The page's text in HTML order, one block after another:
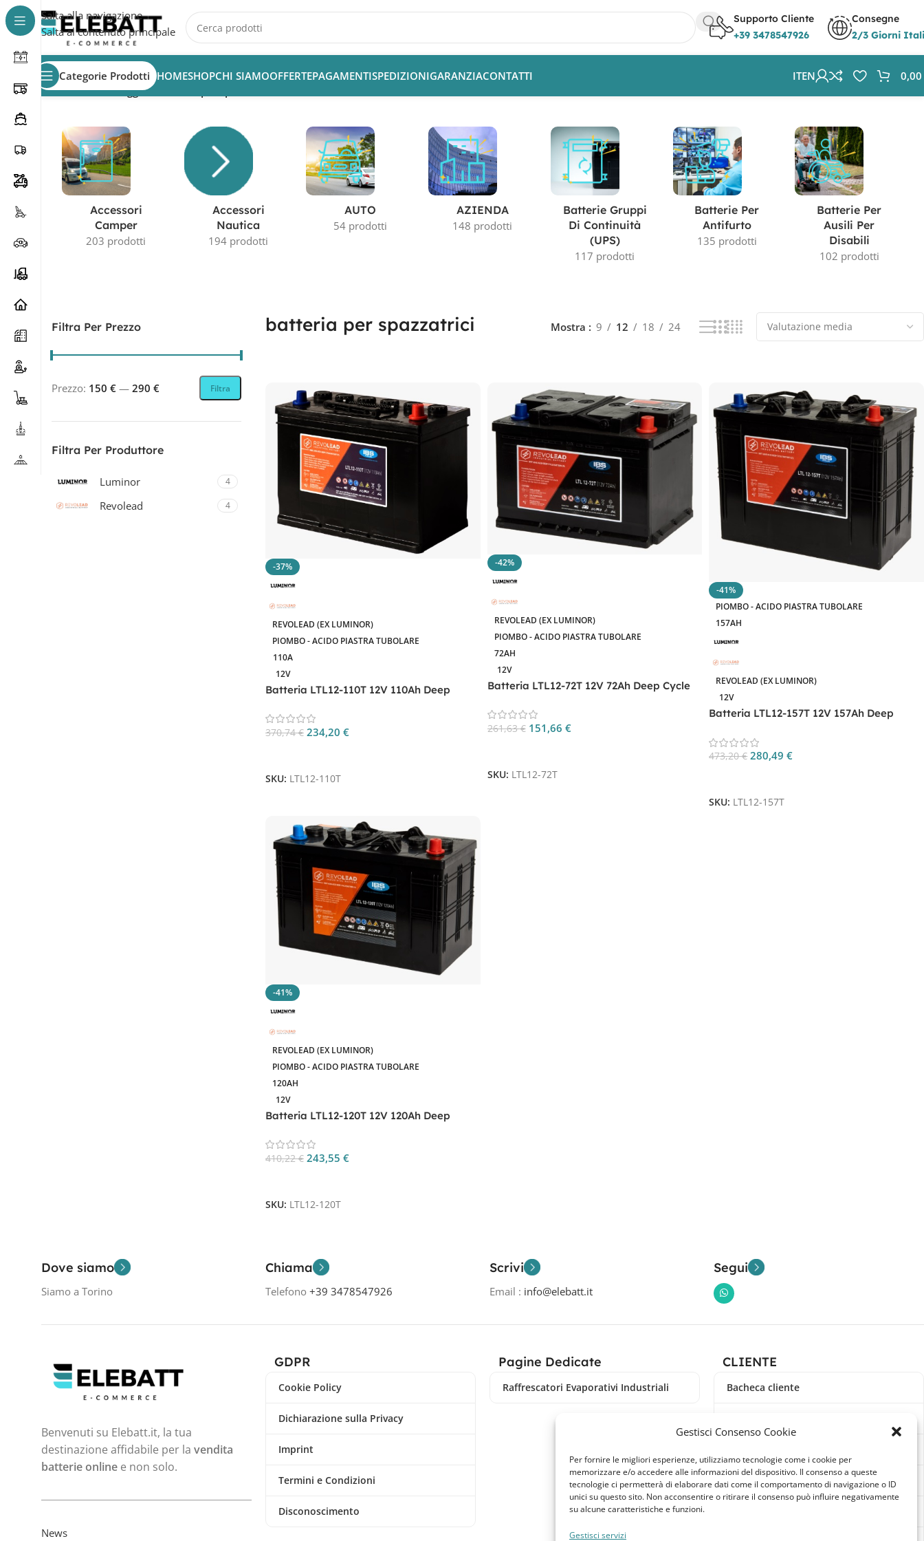
Gestisci Consenso Cookie
Per fornire le migliori esperienze, utilizziamo tecnologie come i cookie per
memorizzare e/o accedere alle informazioni del dispositivo. Il consenso a queste
tecnologie ci permetterà di elaborare dati come il comportamento di navigazione o ID
unici su questo sito. Non acconsentire o ritirare il consenso può influire negativamente
su alcune caratteristiche e funzioni.
Gestisci servizi
Salta alla navigazione
Salta al contenuto principale
Supporto Cliente
+39 3478547926
Consegne
2/3 Giorni
Categorie Prodotti HOMESHOPCHI SIAMOOFFERTEPAGAMENTISPEDIZIONIGARANZIACONTATTI ITEN
0,00
Home/Prodotti taggati “batteria per spazzatrici”
Accessori
Camper
203 prodotti
Accessori
Nautica
194 prodotti
AUTO
54 prodotti
AZIENDA
148 prodotti
Batterie Gruppi
Di Continuità
(UPS)
117 prodotti
Batterie Per
Antifurto
135 prodotti
Batterie Per
Ausili Per
Disabili
102 prodotti
Filtra Per Prezzo
Filtra
Prezzo: 150 € — 290 €
Filtra Per Produttore
Luminor 4
Revolead 4
batteria per spazzatrici Mostra 9 12 18 24
-37%
REVOLEAD (EX LUMINOR)
PIOMBO - ACIDO PIASTRA TUBOLARE
110A
12V
Batteria LTL12-110T 12V 110Ah Deep
370,74€ 234,20 €
SKU: LTL12-110T
-42%
REVOLEAD (EX LUMINOR)
PIOMBO - ACIDO PIASTRA TUBOLARE
72AH
12V
Batteria LTL12-72T 12V 72Ah Deep Cycle
261,63€ 151,66 €
SKU: LTL12-72T
-41%
PIOMBO - ACIDO PIASTRA TUBOLARE
157AH
REVOLEAD (EX LUMINOR)
12V
Batteria LTL12-157T 12V 157Ah Deep
473,20€ 280,49€
SKU: LTL12-157T
-41%
REVOLEAD (EX LUMINOR)
PIOMBO - ACIDO PIASTRA TUBOLARE
120AH
12V
Batteria LTL12-120T 12V 120Ah Deep
410,22€ 243,55 €
SKU: LTL12-120T
Dove siamo
Siamo a Torino
Chiama
Telefono +39 3478547926
Scrivi
Email : info@elebatt.it
Segui
Benvenuti su Elebatt.it, la tua
destinazione affidabile per la vendita
batterie online e non solo.
News
GDPR
Cookie Policy
Dichiarazione sulla Privacy
Imprint
Termini e Condizioni
Disconoscimento
Pagine Dedicate
Raffrescatori Evaporativi Industriali
CLIENTE
Bacheca cliente
Indirizzi